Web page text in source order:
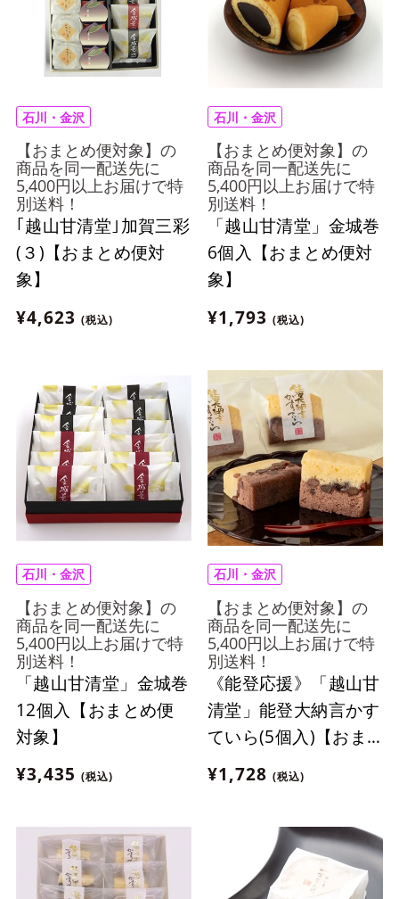
石川・金沢
【おまとめ便対象】の
商品を同一配送先に
5,400円以上お届けで特
別送料！
｢越山甘清堂｣加賀三彩
(３)【おまとめ便対
象】
¥4,623 (税込)
石川・金沢
【おまとめ便対象】の
商品を同一配送先に
5,400円以上お届けで特
別送料！
「越山甘清堂」金城巻
6個入【おまとめ便対
象】
¥1,793 (税込)
石川・金沢
【おまとめ便対象】の
商品を同一配送先に
5,400円以上お届けで特
別送料！
「越山甘清堂」金城巻
12個入【おまとめ便
対象】
¥3,435 (税込)
石川・金沢
【おまとめ便対象】の
商品を同一配送先に
5,400円以上お届けで特
別送料！
《能登応援》「越山甘
清堂」能登大納言かす
ていら(5個入)【おま
とめ便対象】
¥1,728 (税込)